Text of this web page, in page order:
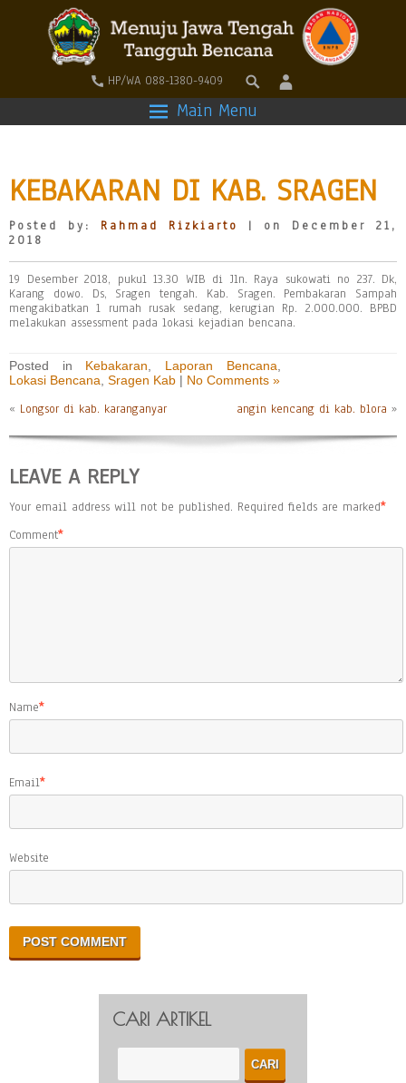
HP/WA 088-1380-9409
Main Menu
KEBAKARAN DI KAB. SRAGEN
Posted by: Rahmad Rizkiarto
| on December 21,
2018
19 Desember 2018, pukul 13.30 WIB di Jln. Raya sukowati no 237. Dk,
Karang dowo. Ds, Sragen tengah. Kab. Sragen. Pembakaran Sampah
mengakibatkan 1 rumah rusak sedang, kerugian Rp. 2.000.000. BPBD
melakukan assessment pada lokasi kejadian bencana.
Posted in Kebakaran Laporan Bencana
Lokasi Bencana Sragen Kab | No Comments »
« Longsor di kab. karanganyar angin kencang di kab. blora »
LEAVE A REPLY
Your email address will not be published. Required fields are marked*
Comment*
Name*
Email*
Website
CARI ARTIKEL